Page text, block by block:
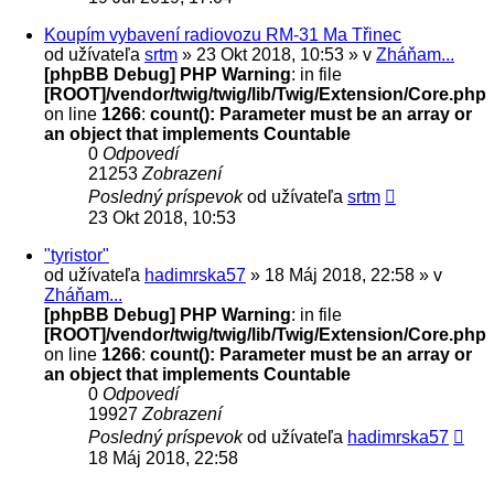
Koupím vybavení radiovozu RM-31 Ma Třinec
od užívateľa srtm » 23 Okt 2018, 10:53 » v Zháňam...
[phpBB Debug] PHP Warning: in file
[ROOT]/vendor/twig/twig/lib/Twig/Extension/Core.php
on line 1266: count(): Parameter must be an array or
an object that implements Countable
0 Odpovedí
21253 Zobrazení
Posledný príspevokod užívateľa srtm
23 Okt 2018, 10:53
"tyristor"
od užívateľa hadimrska57 » 18 Máj 2018, 22:58 » v
Zháňam...
[phpBB Debug] PHP Warning: in file
[ROOT]/vendor/twig/twig/lib/Twig/Extension/Core.php
on line 1266: count(): Parameter must be an array or
an object that implements Countable
0 Odpovedí
19927 Zobrazení
Posledný príspevokod užívateľa hadimrska57
18 Máj 2018, 22:58